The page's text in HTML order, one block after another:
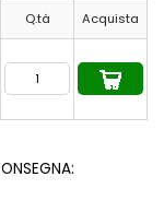
Q.tà Acquista